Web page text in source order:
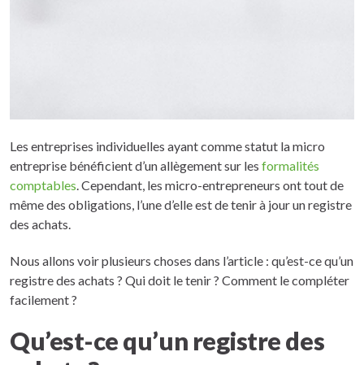
Les entreprises individuelles ayant comme statut la micro
entreprise bénéficient d’un allègement sur les formalités
comptables. Cependant, les micro-entrepreneurs ont tout de
même des obligations, l’une d’elle est de tenir à jour un registre
des achats.
Nous allons voir plusieurs choses dans l’article : qu’est-ce qu’un
registre des achats ? Qui doit le tenir ? Comment le compléter
facilement ?
Qu’est-ce qu’un registre des